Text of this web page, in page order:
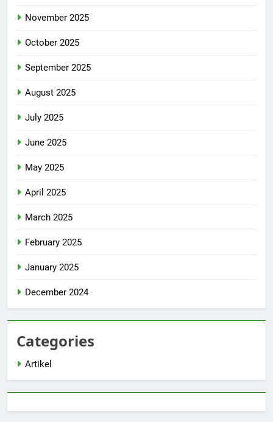
November 2025
October 2025
September 2025
August 2025
July 2025
June 2025
May 2025
April 2025
March 2025
February 2025
January 2025
December 2024
Categories
Artikel